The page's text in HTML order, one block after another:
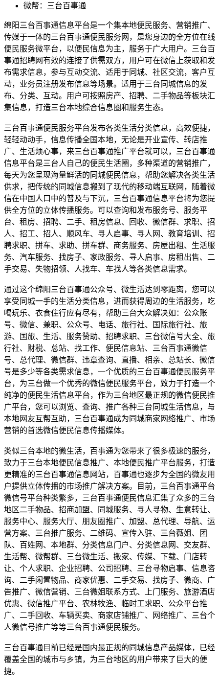
微帮：三台百事通
绵阳三台百事通信息平台是一个集本地便民服务、营销推广、
传媒于一体的三台百事通便民服务网，是您身边的全方位在线
便民服务微平台，以便民信息为主，服务于广大用户。三台百
事通招聘网有效的连接了供需双方，用户可在微信上获取和发
布需求信息，参与互动交流、适用于同城、社区交流，客户互
动，业务员注册发布信息等场景。适用于三台同城信息的发
布、分类、互动。用户可按照房产、招聘、二手物品等板块汇
集信息，打造三台本地综合信息圈和服务生态。
三台百事通便民服务平台发布各类生活分类信息，高效便捷，
轻轻动动手，信息传播全国本地，无论是开业宣传、转店推
广、生活烦心事，来三台百事通推广平台就可以，三台百事通
信息平台是三台人自己的便民生活圈，多种渠道的营销推广，
每天为您呈现海量鲜活的同城便民信息，帮助您解决各类生活
供求，把传统的同城信息搬到了现代的移动端互联网，随着微
信在中国人口中的普及与下沉，三台百事通信息平台将为您提
供全方位的立体传播服务。可以查询和发布服务号、服务平
台、租房、招聘、二手、租房信息、回收、微信群、求职、招
人、招工、招人、顺风车、寻人启事、寻人网、教育培训、招
聘求职、拼车、求助、拼车群、商务服务、房屋出租、生活服
务、汽车服务、找房子、家政服务、寻人启事、房租出售、二
手交易、失物招领、人找车、车找人等各类信息需求。
通过这个绵阳三台百事通公众号、微生活达到零距离，您可以
享受同城一手的生活分类信息，进而获得周边的生活服务，吃
喝玩乐、衣食住行应有尽有，帮助三台大众解决如：公众账
号、微信、兼职、公众号、电话、旅行社、国际旅行社、旅
游、国旅、生活、服务赞助、招聘求职、三台微信号大全、旅
行社、财税、总站、找工作、便民信息站、三台百事通微信
号、总代理、微信群、违章查询、直播、相亲、总站长、微信
号是多少等各类需求信息，一个优质的三台百事通便民服务平
台，为三台做一个优秀的微信便民服务平台，致力于打造一个
纯净的便民生活信息平台，作为三台地区最正规的微信便民推
广平台，您可以浏览、查询、推广各种三台同城生活信息，与
本地网友互帮互助，三台百事通成为同城商家网络推广、市场
营销的首选微信便民信息传播媒体。
类似三台本地的微生活，百事通为您带来了很多极速的服务，
致力于三台本地便民信息推广、本地便民推广平台服务，打造
更精准的三台百事通信息网站，百事通也逐步为全国的微友用
户提供立体传播的市场推广解决方案。目前，三台百事通平台
微信号平台种类繁多，三台百事通便民信息汇集了众多的三台
地区二手物品、招商加盟、同城服务、寻人寻物、生意转让、
服务中心、服务大厅、朋友圈推广、加盟、总代理、导航、运
营方案、三台推广服务、二维码、宣传入驻、三台薇姐、团
队、百姓网、本地群、分类信息门户、分类信息网、交友群、
生活帮、微帮群、三台微生活、搬家、传媒、下载、门店转
让、个人求职、企业招聘、公司招聘、三台寻物启事、信息咨
询、二手闲置物品、商家优惠、二手交易、找房子、微商、广
告推广、微信营销、三台微姐联系方式、上门服务、旅游酒店
优惠、微信推广平台、农林牧渔、临时工求职、公众平台推
广、二手回收、车辆买卖、商家店铺推广、网络推广、三台个
人微信号推广等等三台百事通便民服务。
三台百事通目前已经是国内最正规的同城信息产品媒体，已经
覆盖全国的城市与乡镇，为三台地区的用户带来了巨大的便
捷。